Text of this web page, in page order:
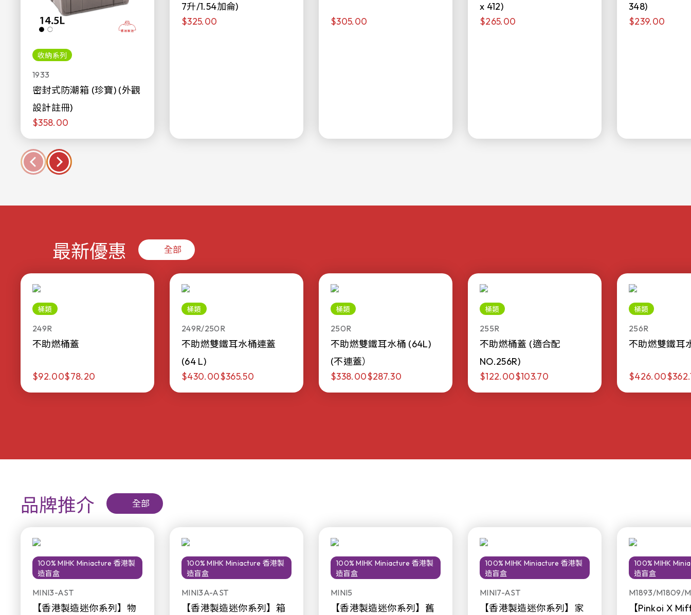
收納系列
1933
密封式防潮箱 (珍寶) (外觀
設計註冊)
$358.00
7升/1.54加侖)
$325.00
$305.00
x 412)
$265.00
348)
$239.00
最新優惠 全部
桶類
249R
不助燃桶蓋
$92.00$78.20
桶類
249R/250R
不助燃雙鐵耳水桶連蓋
(64 L)
$430.00$365.50
桶類
250R
不助燃雙鐵耳水桶 (64L)
(不連蓋）
$338.00$287.30
桶類
255R
不助燃桶蓋 (適合配
NO.256R)
$122.00$103.70
桶類
256R
不助燃雙鐵耳
$426.00
品牌推介 全部
100% MIHK Miniacture 香港製
造盲盒
MINI3-AST
【香港製造迷你系列】物
100% MIHK Miniacture 香港製
造盲盒
MINI3A-AST
【香港製造迷你系列】箱
100% MIHK Miniacture 香港製
造盲盒
MINI5
【香港製造迷你系列】舊
100% MIHK Miniacture 香港製
造盲盒
MINI7-AST
【香港製造迷你系列】家
100% MIHK
造盲盒
M1893/M1809/
【Pinkoi X